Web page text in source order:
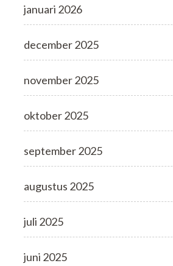
januari 2026
december 2025
november 2025
oktober 2025
september 2025
augustus 2025
juli 2025
juni 2025